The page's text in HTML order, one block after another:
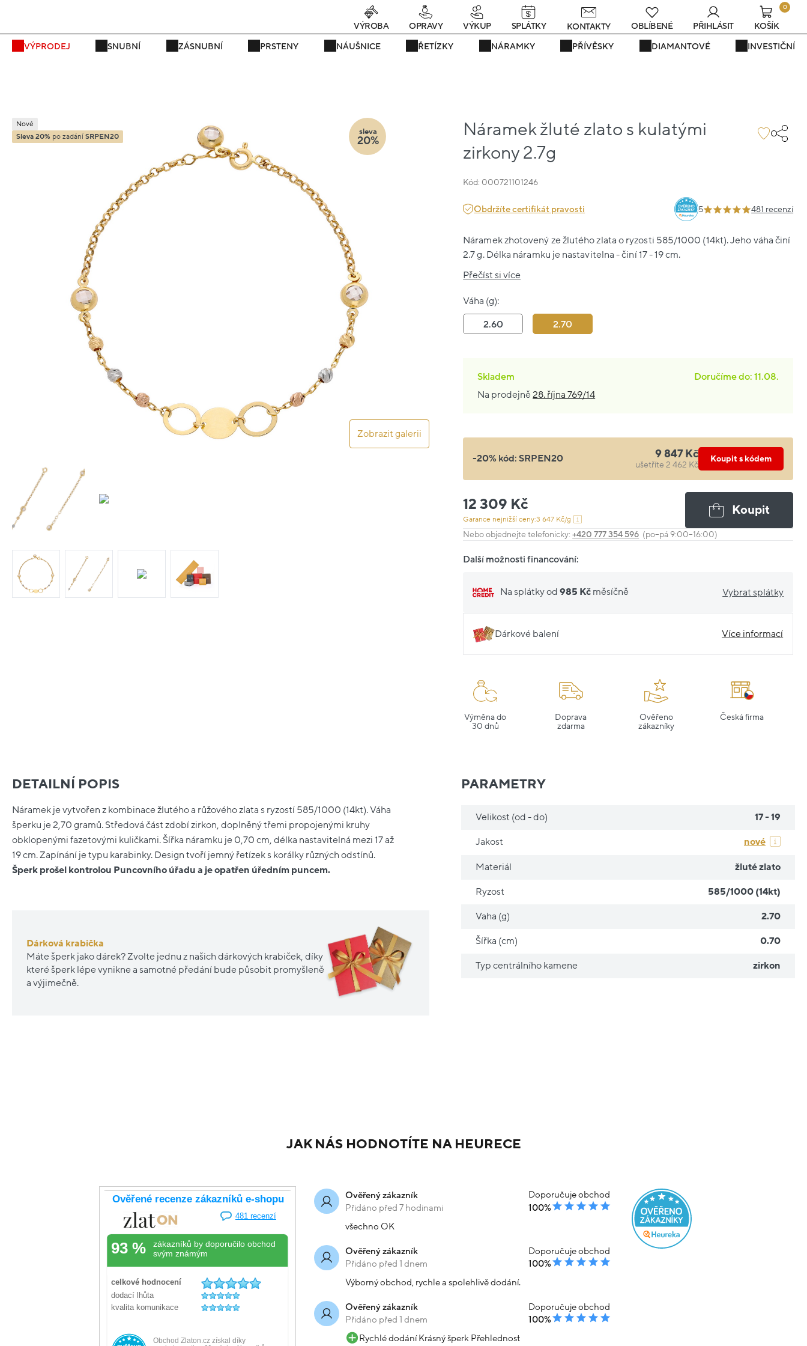
Právě teď! - 20 % na vše! Kód: SRPEN20 24 dní : 22h : 24m : 53s
VÝPRODEJ SNUBNÍ ZÁSNUBNÍ PRSTENY NÁUŠNICE ŘETÍZKY NÁRAMKY PŘÍVĚSKY DIAMANTOVÉ INVESTIČNÍ
VÝROBA OPRAVY VÝKUP SPLÁTKY KONTAKTY OBLÍBENÉ PŘIHLÁSIT
0
KOŠÍK
Zobrazit galerii
Náramek žluté zlato s kulatými
zirkony 2.7g
Kód: 000721101246
Nové
Sleva 20% po zadání SRPEN20
sleva
20%
Obdržíte certifikát pravosti 5 481 recenzí
Náramek zhotovený ze žlutého zlata o ryzosti 585/1000 (14kt). Jeho váha činí
2.7 g. Délka náramku je nastavitelna - činí 17 - 19 cm.
Přečíst si více
Váha (g):
2.60 2.70
Skladem
Doručíme do: 11.08.
Na prodejně28. října 769/14
-20% kód:SRPEN20 9 847 Kč
ušetříte 2 462 Kč
Koupit s kódem
12 309 Kč
Garance nejnižší ceny:3 647 Kč/g
Koupit
Nebo objednejte telefonicky:+420 777 354 596 (po–pá 9:00–16:00)
Další možnosti financování:
Na splátky od985 Kč měsíčně Vybrat splátky
Dárkové balení Více informací
Výměna do
30 dnů
Doprava
zdarma
Ověřeno
zákazníky
Česká firma
DETAILNÍ POPIS
Náramek je vytvořen z kombinace žlutého a růžového zlata s ryzostí 585/1000 (14kt). Váha
šperku je 2,70 gramů. Středová část zdobí zirkon, doplněný třemi propojenými kruhy
obklopenými fazetovými kuličkami. Šířka náramku je 0,70 cm, délka nastavitelná mezi 17 až
19 cm. Zapínání je typu karabinky. Design tvoří jemný řetízek s korálky různých odstínů.
Šperk prošel kontrolou Puncovního úřadu a je opatřen úředním puncem.
Dárková krabička
Máte šperk jako dárek? Zvolte jednu z našich dárkových krabiček, díky
které šperk lépe vynikne a samotné předání bude působit promyšleně
a výjimečně.
PARAMETRY
Velikost (od - do) 17 - 19
Jakost nové
Materiál žluté zlato
Ryzost 585/1000 (14kt)
Vaha (g) 2.70
Šířka (cm) 0.70
Typ centrálního kamene zirkon
Náramek žluté zlato s dekorem 2.85g
-20% kód: SRPEN20
10 399 Kč
Koupit s kódem
Náramek žluté zlato 2.85g
Skladem -20% kód: SRPEN20
10 399 Kč
Koupit s kódem
kód: 000251601247
Náramek z kombinovaného zlata 2.75g
-20% kód: SRPEN20
10 031 Kč
Koupit s kódem
Náramek z kombinovaného zlata srdce
a kulička 2.65g
Skladem